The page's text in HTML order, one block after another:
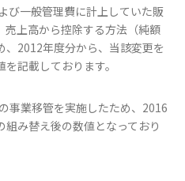
び一般管理費に計上していた販
売上高から控除する方法（純額
、2012年度分から、当該変更を
記載しております。
事業移管を実施したため、2016
み替え後の数値となっており